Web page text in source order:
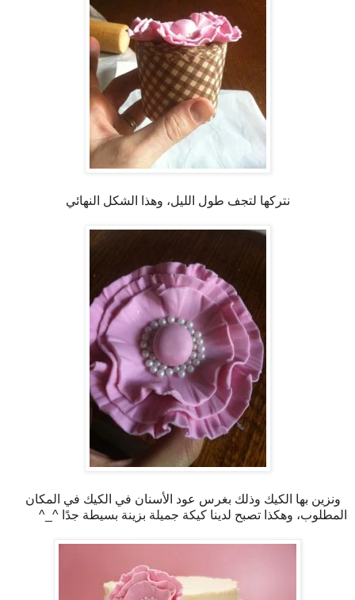
نتركها لتجف طول الليل، وهذا الشكل النهائي
ونزين بها الكيك وذلك بغرس عود الأسنان في الكيك في المكان
المطلوب، وهكذا تصبح لدينا كيكة جميلة بزينة بسيطة جدًا ^_^